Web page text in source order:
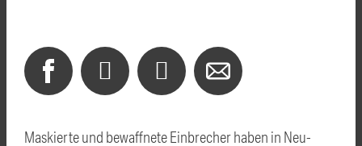
Maskierte und bewaffnete Einbrecher haben in Neu-